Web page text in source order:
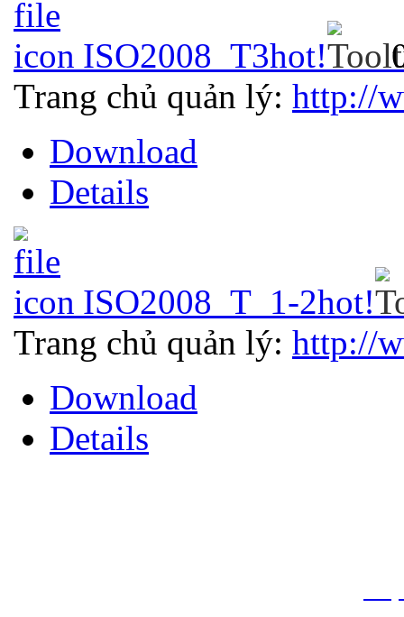
ISO2008_T3hot!
Trang chủ quản lý: http://
Download
Details
ISO2008_T_1-2hot!
Trang chủ quản lý: http://
Download
Details